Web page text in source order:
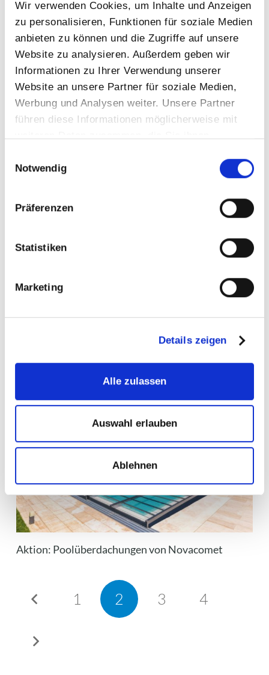
Wir verwenden Cookies, um Inhalte und Anzeigen
zu personalisieren, Funktionen für soziale Medien
anbieten zu können und die Zugriffe auf unsere
Website zu analysieren. Außerdem geben wir
Informationen zu Ihrer Verwendung unserer
Website an unsere Partner für soziale Medien,
Werbung und Analysen weiter. Unsere Partner
führen diese Informationen möglicherweise mit
weiteren Daten zusammen, die Sie ihnen
Nutzung der Dienste gesammelt haben.
Notwendig
Präferenzen
Statistiken
Marketing
Details zeigen
Alle zulassen
Auswahl erlauben
Ablehnen
Neu: Der Elektronische Pooltester PoolLab 2.0
Nachhaltige Pools – Tipps und Tricks
Aktion: Poolüberdachungen von Novacomet
1 2 3 4